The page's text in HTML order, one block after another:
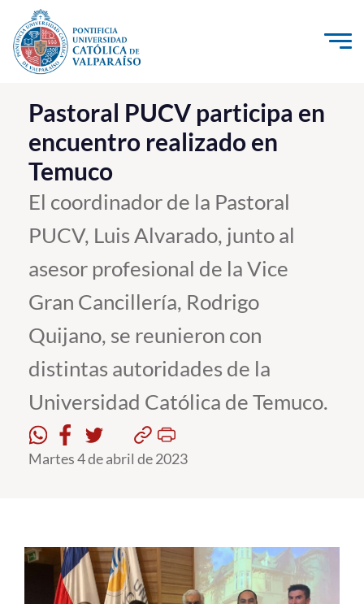
Click acá para ir directamente al contenido
La Universidad
Investigación, Creación e Innovación
PUCV Internacional
Vinculación con el Medio
Estudiantes
Académicos
Funcionarios
English
Pastoral PUCV participa en
encuentro realizado en
Temuco
El coordinador de la Pastoral
PUCV, Luis Alvarado, junto al
asesor profesional de la Vice
Gran Cancillería, Rodrigo
Quijano, se reunieron con
distintas autoridades de la
Universidad Católica de Temuco.
Martes 4 de abril de 2023